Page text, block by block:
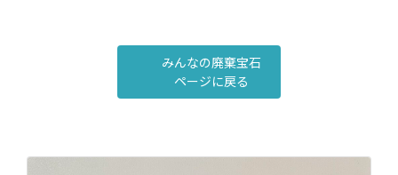
みんなの廃棄宝石
ページに戻る